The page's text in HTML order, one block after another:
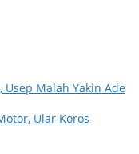
Usep Malah Yakin Ade
Ular Koros